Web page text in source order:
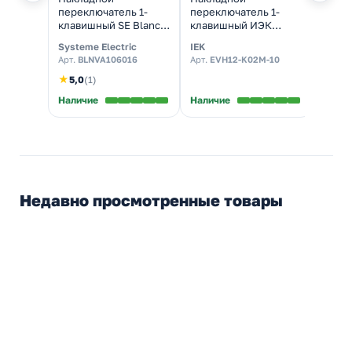
переключатель 1-
клавишный SE Blanca
изол.пластина
Systeme Electric
Арт. BLNVA106016
★5,0(1)
Наличие
переключатель 1-
клавишный ИЭК
ХЧм черный матовый
IEK
Арт. EVH12-K02M-10
Наличие
Недавно просмотренные товары